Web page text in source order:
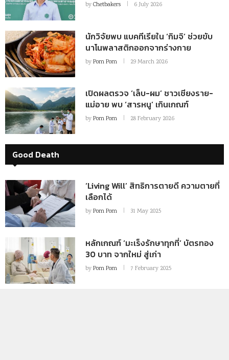
byChetbakers 6 July 2026
นักวิจัยพบ แบคทีเรียใน ‘กิมจิ’ ช่วยขับ
นาโนพลาสติกออกจากร่างกาย
byPom Pom 29 March 2026
เปิดผลตรวจ ‘เล็บ-ผม’ ชาวเชียงราย-
แม่อาย พบ ‘สารหนู’ เกินเกณฑ์
byPom Pom 28 February 2026
Good Death
‘Living Will’ สิทธิการตายดี ความตายที่
เลือกได้
byPom Pom 31 May 2025
หลักเกณฑ์ ‘มะเร็งรักษาทุกที่’ บัตรทอง
30 บาท จากใหม่ สู่เก่า
byPom Pom 7 February 2025